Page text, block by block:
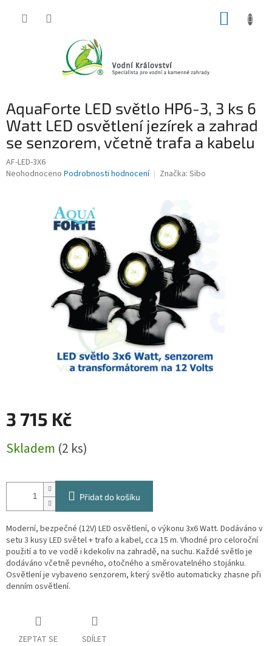
AquaForte LED světlo HP6-3, 3 ks 6
Watt LED osvětlení jezírek a zahrad
se senzorem, včetně trafa a kabelu
AF-LED-3X6
Průměrné
Neohodnoceno Podrobnosti hodnocení Značka: Sibo
3 715 Kč
cena:
Skladem (2 ks)
Přidat do košíku
Moderní, bezpečné (12V) LED osvětlení, o výkonu 3x6 Watt. Dodáváno v
setu 3 kusy LED světel + trafo a kabel, cca 15 m. Vhodné pro celoroční
použití a to ve vodě i kdekoliv na zahradě, na suchu. Každé světlo je
dodáváno včetně pevného, otočného a směrovatelného stojánku.
Osvětlení je vybaveno senzorem, který světlo automaticky zhasne při
denním osvětlení.
ZEPTAT SE SDÍLET